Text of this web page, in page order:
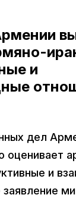
и
дел
оценивает
и